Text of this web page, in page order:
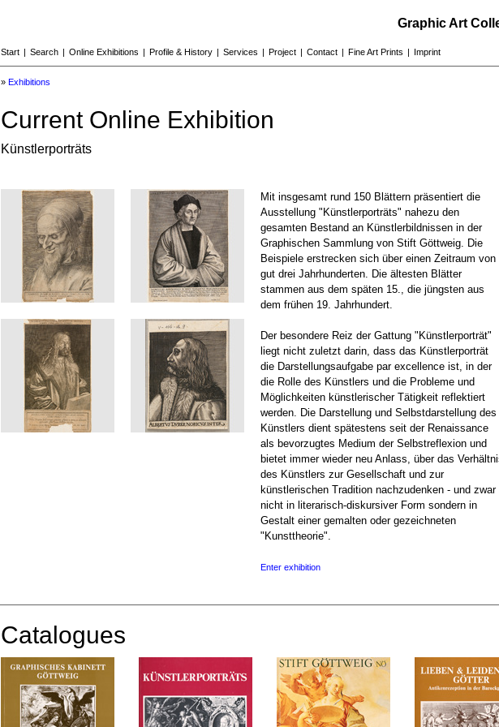
Graphic Art
Start | Search | Online Exhibitions | Profile & History | Services | Project | Contact | Fine Art Prints | Imprint
» Exhibitions
Current Online Exhibition
Künstlerporträts
Mit insgesamt rund 150 Blättern präsentiert die
Ausstellung "Künstlerporträts" nahezu den
gesamten Bestand an Künstlerbildnissen in der
Graphischen Sammlung von Stift Göttweig. Die
Beispiele erstrecken sich über einen Zeitraum von
gut drei Jahrhunderten. Die ältesten Blätter
stammen aus dem späten 15., die jüngsten aus
dem frühen 19. Jahrhundert.
Der besondere Reiz der Gattung "Künstlerporträt"
liegt nicht zuletzt darin, dass das Künstlerporträt
die Darstellungsaufgabe par excellence ist, in der
die Rolle des Künstlers und die Probleme und
Möglichkeiten künstlerischer Tätigkeit reflektiert
werden. Die Darstellung und Selbstdarstellung des
Künstlers dient spätestens seit der Renaissance
als bevorzugtes Medium der Selbstreflexion und
bietet immer wieder neu Anlass, über das
des Künstlers zur Gesellschaft und zur
künstlerischen Tradition nachzudenken - und zwar
nicht in literarisch-diskursiver Form sondern in
Gestalt einer gemalten oder gezeichneten
"Kunsttheorie".
Enter exhibition
Catalogues